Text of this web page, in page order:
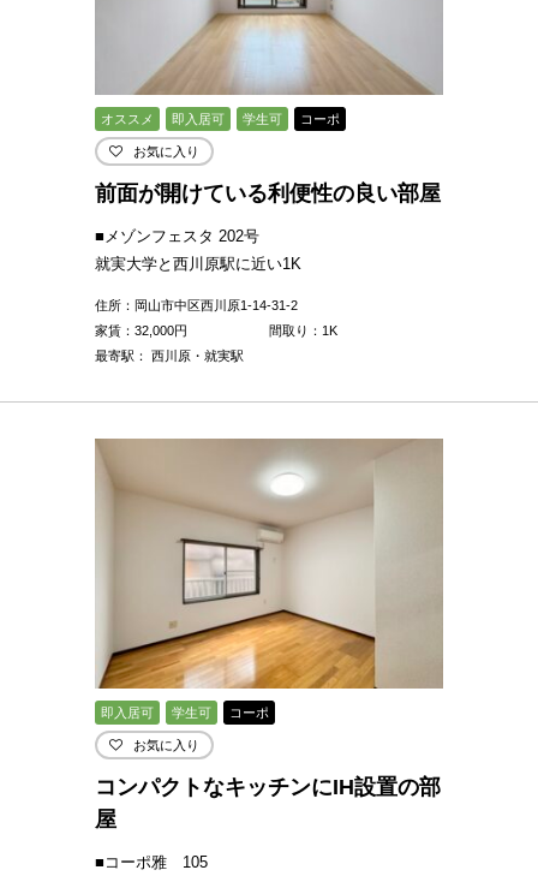
オススメ 即入居可 学生可 コーポ
お気に入り
前面が開けている利便性の良い部屋
■メゾンフェスタ 202号
就実大学と西川原駅に近い1K
住所：岡山市中区西川原1-14-31-2
家賃： 32,000円
間取り：1K
最寄駅： 西川原・就実駅
即入居可 学生可 コーポ
お気に入り
コンパクトなキッチンにIH設置の部
屋
■コーポ雅 105